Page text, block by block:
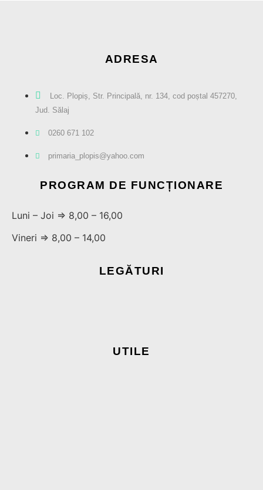
ADRESA
Loc. Plopiș, Str. Principală, nr. 134, cod poștal 457270,
Jud. Sălaj
0260 671 102
primaria_plopis@yahoo.com
PROGRAM DE FUNCȚIONARE
Luni – Joi ⇒ 8,00 – 16,00
Vineri ⇒ 8,00 – 14,00
LEGĂTURI
UTILE